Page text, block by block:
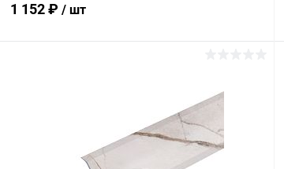
1 152 ₽ / шт
Сравнение
В наличии